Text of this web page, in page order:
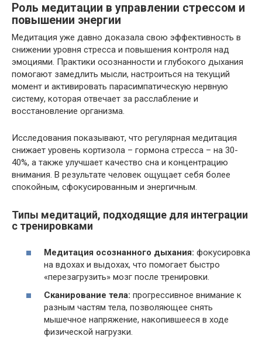
Роль медитации в управлении стрессом и
повышении энергии
Медитация уже давно доказала свою эффективность в
снижении уровня стресса и повышения контроля над
эмоциями. Практики осознанности и глубокого дыхания
помогают замедлить мысли, настроиться на текущий
момент и активировать парасимпатическую нервную
систему, которая отвечает за расслабление и
восстановление организма.
Исследования показывают, что регулярная медитация
снижает уровень кортизола – гормона стресса – на 30-
40%, а также улучшает качество сна и концентрацию
внимания. В результате человек ощущает себя более
спокойным, сфокусированным и энергичным.
Типы медитаций, подходящие для интеграции
с тренировками
Медитация осознанного дыхания: фокусировка
на вдохах и выдохах, что помогает быстро
«перезагрузить» мозг после тренировки.
Сканирование тела: прогрессивное внимание к
разным частям тела, позволяющее снять
мышечное напряжение, накопившееся в ходе
физической нагрузки.